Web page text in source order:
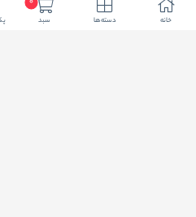
خانه دسته ها سبد